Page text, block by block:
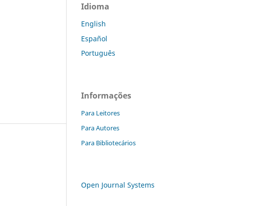
Idioma
English
Español
Português
Informações
Para Leitores
Para Autores
Para Bibliotecários
Open Journal Systems